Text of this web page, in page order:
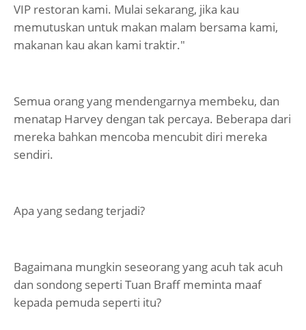
VIP restoran kami. Mulai sekarang, jika kau
memutuskan untuk makan malam bersama kami,
makanan kau akan kami traktir."
Semua orang yang mendengarnya membeku, dan
menatap Harvey dengan tak percaya. Beberapa dari
mereka bahkan mencoba mencubit diri mereka
sendiri.
Apa yang sedang terjadi?
Bagaimana mungkin seseorang yang acuh tak acuh
dan sondong seperti Tuan Braff meminta maaf
kepada pemuda seperti itu?